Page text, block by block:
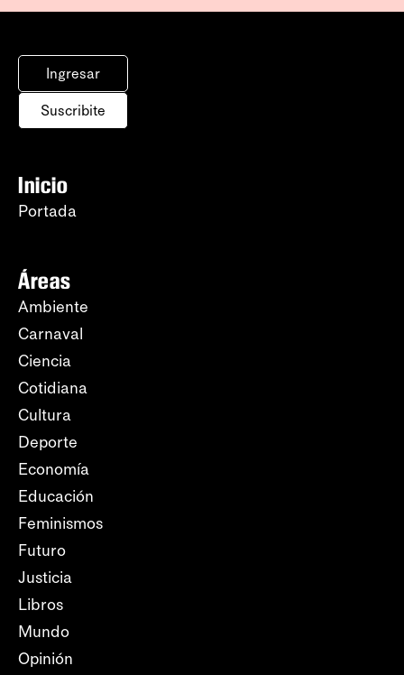
Ingresar
Suscribite
Inicio
Portada
Áreas
Ambiente
Carnaval
Ciencia
Cotidiana
Cultura
Deporte
Economía
Educación
Feminismos
Futuro
Justicia
Libros
Mundo
Opinión